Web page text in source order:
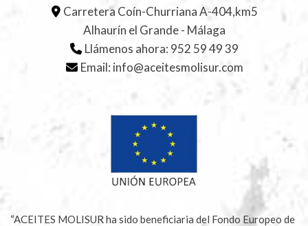
Carretera Coín-Churriana A-404,km5
Alhaurín el Grande - Málaga
Llámenos ahora: 952 59 49 39
Email: info@aceitesmolisur.com
“ACEITES MOLISUR ha sido beneficiaria del Fondo Europeo de